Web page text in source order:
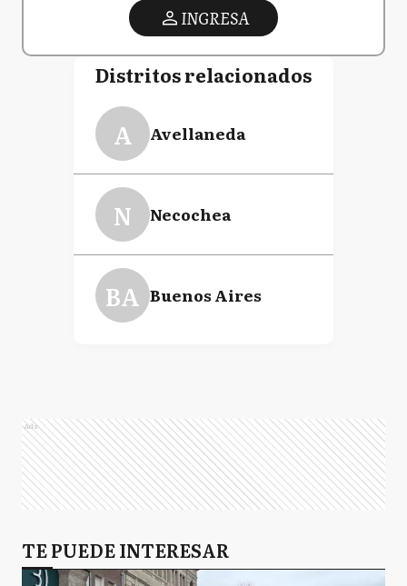
INGRESA
Distritos relacionados
A Avellaneda
N Necochea
BA Buenos Aires
Ads
TE PUEDE INTERESAR